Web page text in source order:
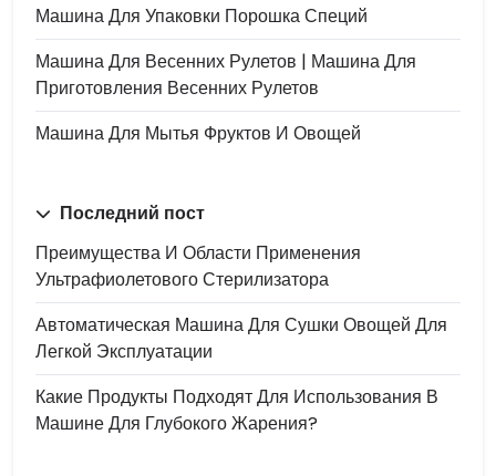
Машина Для Упаковки Порошка Специй
Машина Для Весенних Рулетов | Машина Для
Приготовления Весенних Рулетов
Машина Для Мытья Фруктов И Овощей
Последний пост
Преимущества И Области Применения
Ультрафиолетового Стерилизатора
Автоматическая Машина Для Сушки Овощей Для
Легкой Эксплуатации
Какие Продукты Подходят Для Использования В
Машине Для Глубокого Жарения?